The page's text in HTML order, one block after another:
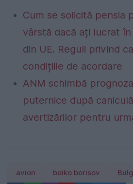
Cum se solicită pensia
vârstă dacă ați lucrat
din UE. Reguli privind
condițiile de acordare
ANM schimbă
puternice după
avertizărilor pentru
avion boiko borisov